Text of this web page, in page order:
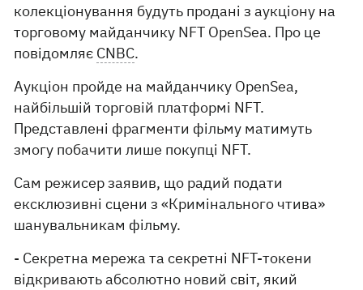
колекціонування будуть продані з аукціону на
торговому майданчику NFT OpenSea. Про це
повідомляє CNBC.
Аукціон пройде на майданчику OpenSea,
найбільшій торговій платформі NFT.
Представлені фрагменти фільму матимуть
змогу побачити лише покупці NFT.
Сам режисер заявив, що радий подати
ексклюзивні сцени з «Кримінального чтива»
шанувальникам фільму.
- Секретна мережа та секретні NFT-токени
відкривають абсолютно новий світ, який